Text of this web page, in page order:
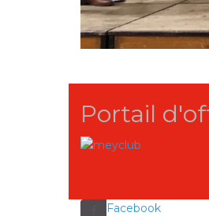
Portail
Facebook